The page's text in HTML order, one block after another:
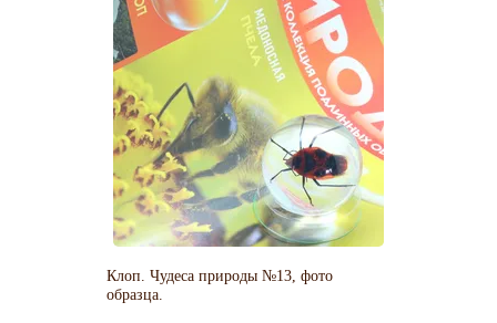
Клоп. Чудеса природы №13, фото
образца.